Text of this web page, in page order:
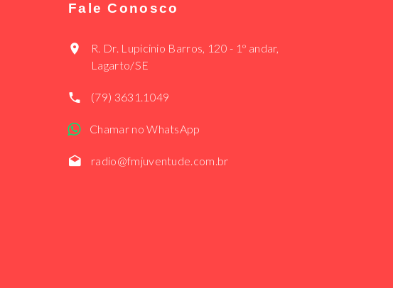
Fale Conosco
R. Dr. Lupicinio Barros, 120 - 1º andar,
Lagarto/SE
(79) 3631.1049
Chamar no WhatsApp
radio@fmjuventude.com.br